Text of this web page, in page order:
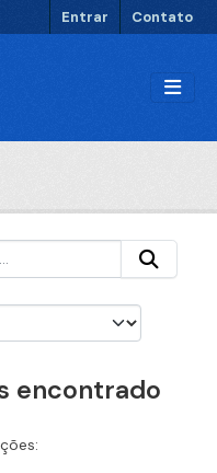
Entrar Contato
encontrado